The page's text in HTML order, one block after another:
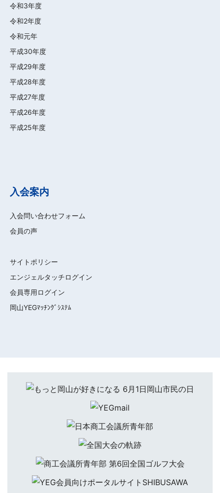
令和3年度
令和2年度
令和元年
平成30年度
平成29年度
平成28年度
平成27年度
平成26年度
平成25年度
入会案内
入会問い合わせフォーム
会員の声
サイトポリシー
エンジェルタッチログイン
会員専用ログイン
岡山YEGﾏｯﾁﾝｸﾞｼｽﾃﾑ